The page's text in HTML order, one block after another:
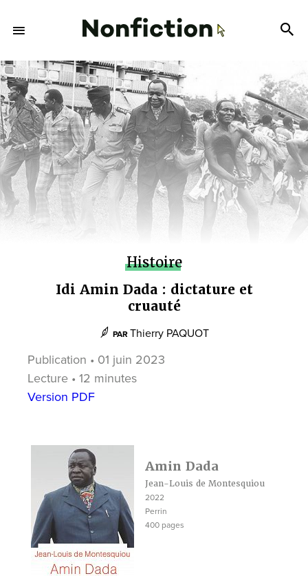
Histoire
Idi Amin Dada : dictature et
cruauté
PAR Thierry PAQUOT
Publication • 01 juin 2023
Lecture • 12 minutes
Version PDF
Amin Dada
Jean-Louis de Montesquiou
2022
Perrin
400 pages